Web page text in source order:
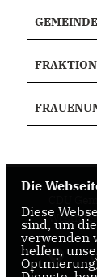
Die
Diese
sind, um
verwenden
helfen,